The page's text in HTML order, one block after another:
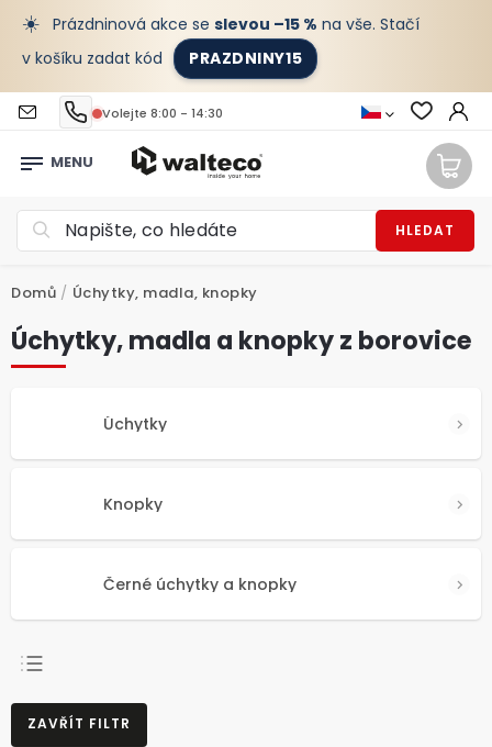
☀️ Prázdninová akce se slevou –15 % na vše. Stačí
v košíku zadat kód
PRAZDNINY15
Volejte 8:00 - 14:30
HLEDAT
Domů / Úchytky, madla, knopky
Úchytky, madla a knopky z borovice
Úchytky
Knopky
Černé úchytky a knopky
NEJPRODÁVANĚJŠÍ
NEJLEVNĚJŠÍ
ZAVŘÍT FILTR